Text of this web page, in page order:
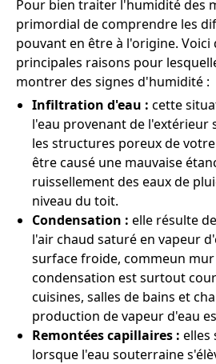
Pour bien traiter l'humidité des
primordial de comprendre les
pouvant en être à l'origine. Voici
principales raisons pour
montrer des signes d'humidité :
Infiltration d'eau : cette
l'eau provenant de l'extérieur
les structures poreux de
être causé une mauvaise
ruissellement des eaux de
niveau du toit.
Condensation : elle résulte
l'air chaud saturé en vapeur
surface froide, commeun mur
condensation est surtout
cuisines, salles de bains et
production de vapeur d'eau
Remontées capillaires : elles
lorsque l'eau souterraine